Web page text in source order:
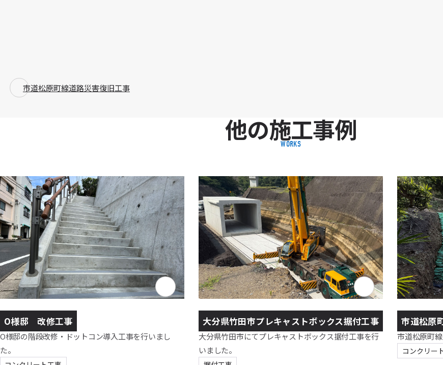
市道松原町線道路災害復旧工事
他の施工事例
WORKS
O様邸 改修工事
O様邸の階段改修・ドットコン導入工事を行いまし
た。
大分県竹田市プレキャストボックス据付工事
大分県竹田市にてプレキャストボックス据付工事を行
いました。
市道松原
市道松原町
コンクリー